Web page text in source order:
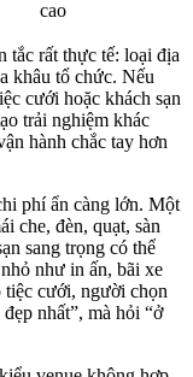
cao
tắc rất thực tế: loại địa
khâu tổ chức. Nếu
cưới hoặc khách sạn
trải nghiệm khác
hành chắc tay hơn
phí ẩn càng lớn. Một
che, đèn, quạt, sàn
sang trọng có thể
như in ấn, bãi xe
tiệc cưới, người chọn
nhất”, mà hỏi “ở